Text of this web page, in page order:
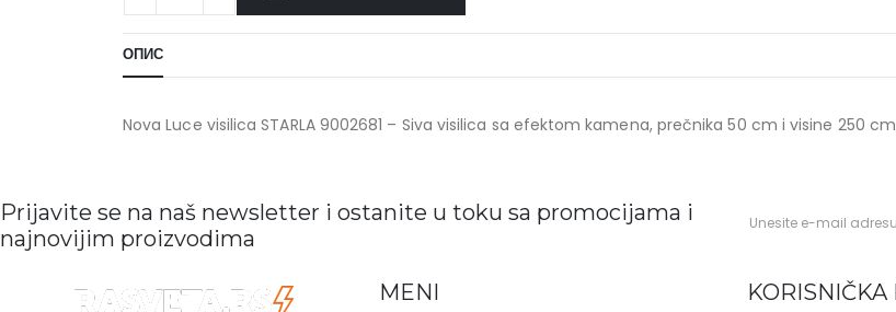
ОПИС
Nova Luce visilica STARLA 9002681 – Siva visilica sa efektom kamena, prečnika 50 cm i visine 250
Prijavite se na naš newsletter i ostanite u toku sa promocijama i
najnovijim proizvodima
MENI KORISNIČKA